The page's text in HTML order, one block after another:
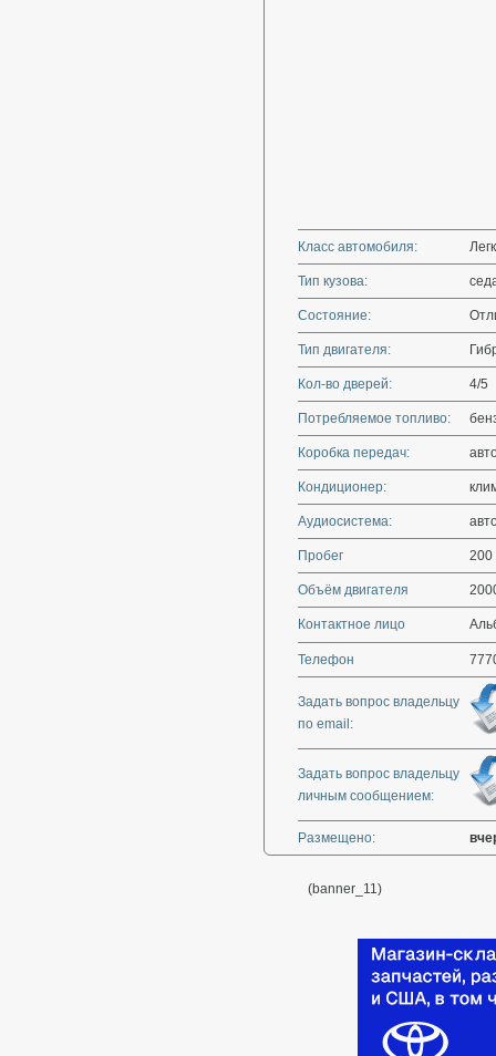
Класс автомобиля:
Тип кузова:
Состояние:
Тип двигателя:
Кол-во дверей: 4/5
Потребляемое топливо:
Коробка передач:
Кондиционер:
Аудиосистема:
Пробег 200
Объём двигателя
Контактное лицо
Телефон
Задать вопрос владельцу
по email:
Задать вопрос владельцу
личным сообщением:
Размещено:
(banner_11)